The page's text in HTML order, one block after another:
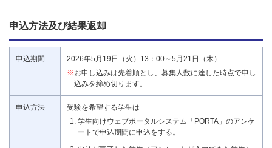
申込方法及び結果返却
申込期間
2026年5月19日（火）13：00～5月21日（木）
※お申し込みは先着順とし、募集人数に達した時点で申し
込みを締め切ります。
申込方法
受験を希望する学生は
学生向けウェブポータルシステム「PORTA」のアンケ
ートで申込期間に申込をする。